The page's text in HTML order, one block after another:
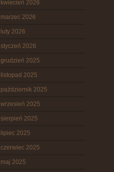
kwiecień 2026
marzec 2026
luty 2026
styczeń 2026
grudzień 2025
listopad 2025
październik 2025
wrzesień 2025
sierpień 2025
lipiec 2025
czerwiec 2025
maj 2025